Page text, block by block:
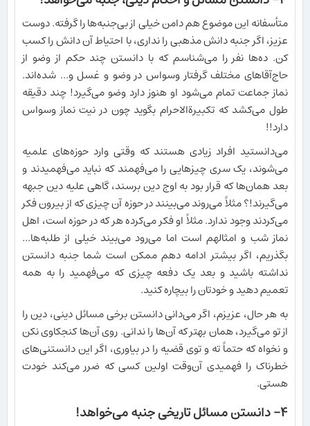
متأسفانه این موضوع هم دامن خیلی از بی‌جنبه‌ها را گرفته. دوست
عزیز، اگر جنبه دانش مذهبی را نداری، با احتیاط آن دانش را کسب
کن. ده‌ها نفر را می‌شناسم که با دانستن چند حکم از وضو از
حاج‌آقاهای مختلف گرفتار وسواس در وضو و غسل و... شده‌اند.
نماز جماعت تمام می‌شود او هنوز دارد وضو می‌گیرد! چند دقیقه
طول می‌کشد که تکبیرةالاحرام بگوید چون در نیت نماز وسواس
دارد!!
می‌دانستید افراد زیادی هستند که وقتی وارد حوزه‌های علمیه
می‌شوند، یک سری چیزهایی را می‌فهمند که نباید می‌فهمیدند و
بعد همان‌ها که قرار بود به اوج دین برسند، گاهی علیه دین جبهه
می‌گیرند!؟ مثلاً می‌روند می‌بینند در حوزه آن چیزی که از بیرون فکر
می‌کردند وجود ندارد. مثلاً او فکر می‌کرده هر که در حوزه است، اهل
نماز شب و امثالهم است اما می‌رود می‌بیند خیلی از طلبه‌ها...
بگذریم، اگر بیشتر ادامه دهم ممکن است شما جنبه دانستن
نداشته باشید و بعد یک دفعه چیزی که می‌فهمید را به همه
تعمیم دهید و خودتان را بیچاره کنید.
به هر حال، عزیزم، اگر می‌دانی دانستن برخی مسائل دینی، دین را
از تو می‌گیرد، همان بهتر که آن‌ها را ندانی. روی آن‌ها کنجکاوی نکن
و نخواه که حتماً ته و توی قضیه را در بیاوری، اگر این دانستنی‌های
خطرناک را فهمیدی آن‌وقت اولین کسی که ضرر می‌کند خودت
هستی.
۴- دانستن مسائل تاریخی جنبه می‌خواهد!